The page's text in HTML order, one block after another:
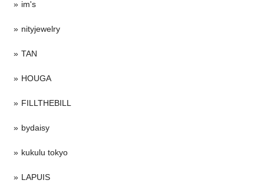
im's
nityjewelry
TAN
HOUGA
FILLTHEBILL
bydaisy
kukulu tokyo
LAPUIS